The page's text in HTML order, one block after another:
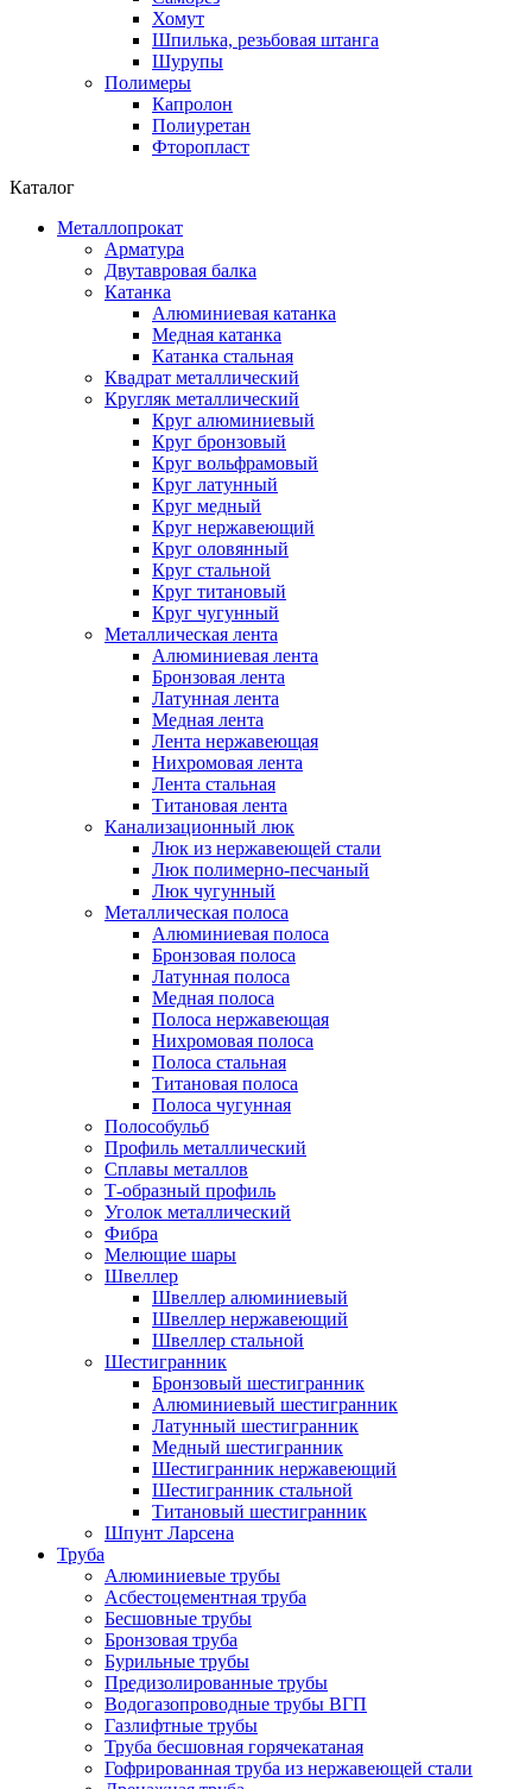
Хомут
Шпилька, резьбовая штанга
Шурупы
Полимеры
Капролон
Полиуретан
Фторопласт
Каталог
Металлопрокат
Арматура
Двутавровая балка
Катанка
Алюминиевая катанка
Медная катанка
Катанка стальная
Квадрат металлический
Кругляк металлический
Круг алюминиевый
Круг бронзовый
Круг вольфрамовый
Круг латунный
Круг медный
Круг нержавеющий
Круг оловянный
Круг стальной
Круг титановый
Круг чугунный
Металлическая лента
Алюминиевая лента
Бронзовая лента
Латунная лента
Медная лента
Лента нержавеющая
Нихромовая лента
Лента стальная
Титановая лента
Канализационный люк
Люк из нержавеющей стали
Люк полимерно-песчаный
Люк чугунный
Металлическая полоса
Алюминиевая полоса
Бронзовая полоса
Латунная полоса
Медная полоса
Полоса нержавеющая
Нихромовая полоса
Полоса стальная
Титановая полоса
Полоса чугунная
Полособульб
Профиль металлический
Сплавы металлов
Т-образный профиль
Уголок металлический
Фибра
Мелющие шары
Швеллер
Швеллер алюминиевый
Швеллер нержавеющий
Швеллер стальной
Шестигранник
Бронзовый шестигранник
Алюминиевый шестигранник
Латунный шестигранник
Медный шестигранник
Шестигранник нержавеющий
Шестигранник стальной
Титановый шестигранник
Шпунт Ларсена
Труба
Алюминиевые трубы
Асбестоцементная труба
Бесшовные трубы
Бронзовая труба
Бурильные трубы
Предизолированные трубы
Водогазопроводные трубы ВГП
Газлифтные трубы
Труба бесшовная горячекатаная
Гофрированная труба из нержавеющей стали